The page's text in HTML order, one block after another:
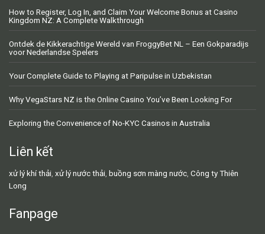
How to Register, Log In, and Claim Your Welcome Bonus at Casino
Kingdom NZ: A Complete Walkthrough
Ontdek de Kikkerachtige Wereld van FroggyBet NL – Een Gokparadijs
voor Nederlandse Spelers
Your Complete Guide to Playing at Paripulse in Uzbekistan
Why VegaStars NZ is the Online Casino You’ve Been Looking For
Exploring the Convenience of No-KYC Casinos in Australia
Liên kết
xử lý khí thải xử lý nước thải buồng sơn màng nước Công ty Thiên
Long
Fanpage